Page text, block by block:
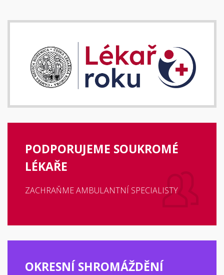
PODPORUJEME SOUKROMÉ
LÉKAŘE
ZACHRAŇME AMBULANTNÍ SPECIALISTY
OKRESNÍ SHROMÁŽDĚNÍ